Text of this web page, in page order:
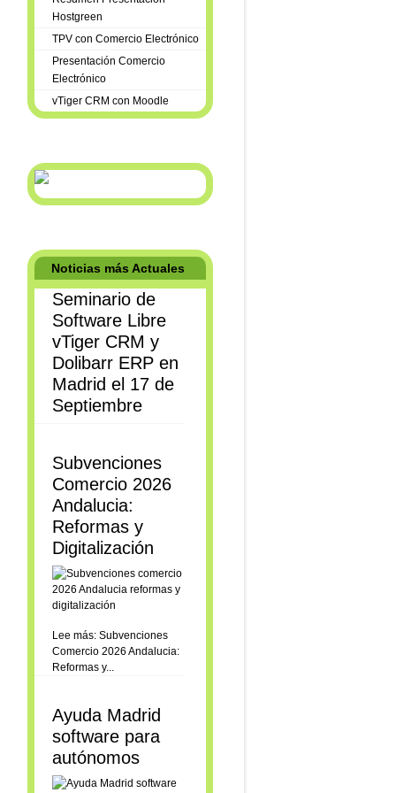
Hostgreen
TPV con Comercio Electrónico
Presentación Comercio
Electrónico
vTiger CRM con Moodle
Noticias más Actuales
Seminario de
Software Libre
vTiger CRM y
Dolibarr ERP en
Madrid el 17 de
Septiembre
Subvenciones
Comercio 2026
Andalucia:
Reformas y
Digitalización
Lee más: Subvenciones
Comercio 2026 Andalucia:
Reformas y...
Ayuda Madrid
software para
autónomos